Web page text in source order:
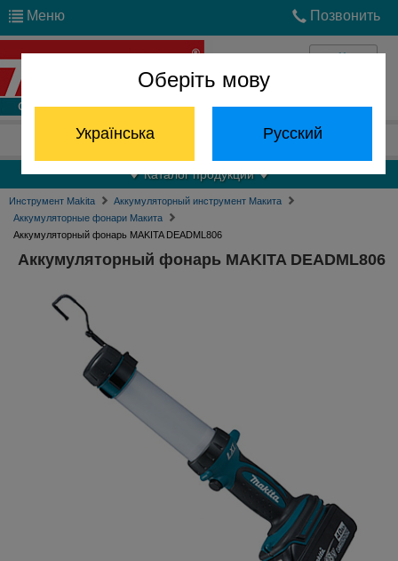
Оберіть мову
Українська Русский
Меню Позвонить
Войти
Отдел запчастей: (068) 824-24-24
Каталог продукции
Инструмент Makita
Аккумуляторный инструмент Макита
Аккумуляторные фонари Макита
Аккумуляторный фонарь MAKITA DEADML806
Аккумуляторный фонарь MAKITA DEADML806